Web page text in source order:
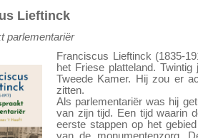
Lieftinck
parlementariër
Franciscus Lieftinck (1835-
het Friese platteland.
Tweede Kamer. Hij zou er
zitten.
Als parlementariër was hij
van zijn tijd. Een tijd waarin
eerste stappen op het